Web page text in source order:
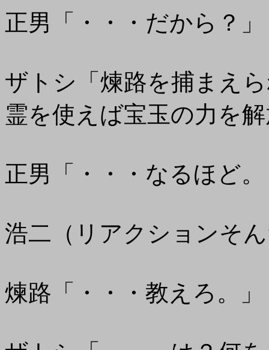
正男「・・・だから？」
ザトシ「煉路を捕まえ
霊を使えば宝玉の力を
正男「・・・なるほど
浩二（リアクションそ
煉路「・・・教えろ。」